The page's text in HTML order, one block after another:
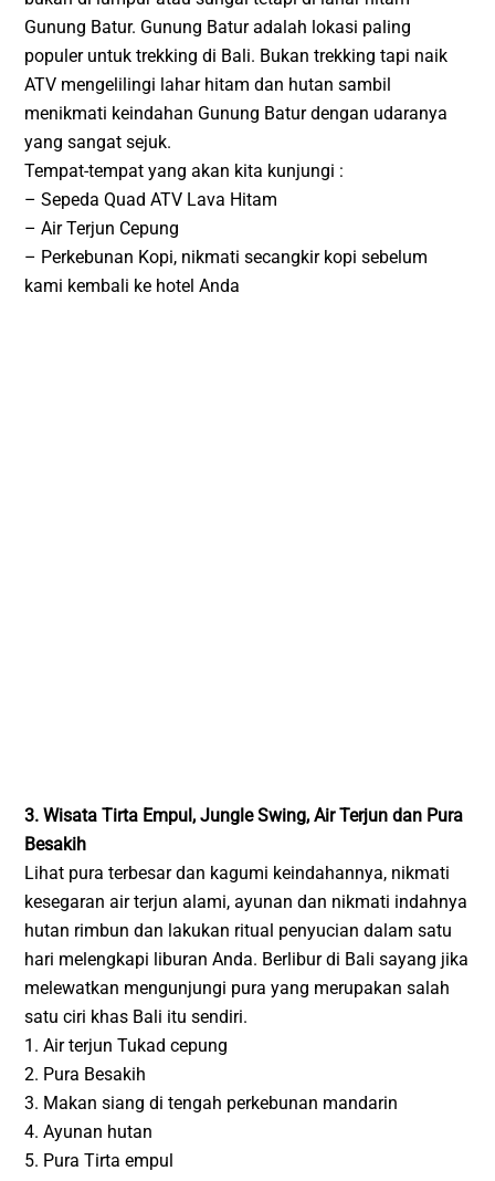
Gunung Batur. Gunung Batur adalah lokasi paling
populer untuk trekking di Bali. Bukan trekking tapi naik
ATV mengelilingi lahar hitam dan hutan sambil
menikmati keindahan Gunung Batur dengan udaranya
yang sangat sejuk.
Tempat-tempat yang akan kita kunjungi :
– Sepeda Quad ATV Lava Hitam
– Air Terjun Cepung
– Perkebunan Kopi, nikmati secangkir kopi sebelum
kami kembali ke hotel Anda
3. Wisata Tirta Empul, Jungle Swing, Air Terjun dan Pura
Besakih
Lihat pura terbesar dan kagumi keindahannya, nikmati
kesegaran air terjun alami, ayunan dan nikmati indahnya
hutan rimbun dan lakukan ritual penyucian dalam satu
hari melengkapi liburan Anda. Berlibur di Bali sayang jika
melewatkan mengunjungi pura yang merupakan salah
satu ciri khas Bali itu sendiri.
1. Air terjun Tukad cepung
2. Pura Besakih
3. Makan siang di tengah perkebunan mandarin
4. Ayunan hutan
5. Pura Tirta empul